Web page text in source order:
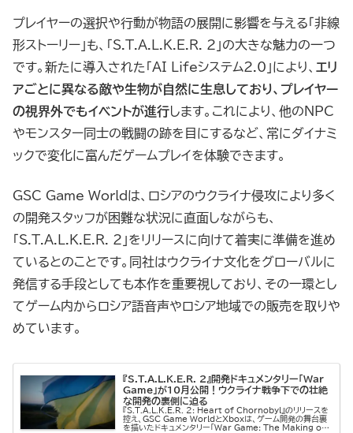
プレイヤーの選択や行動が物語の展開に影響を与える「非線
形ストーリー」も、「S.T.A.L.K.E.R. 2」の大きな魅力の一つ
です。新たに導入された「AI Lifeシステム2.0」により、 エリ
アごとに異なる敵や生物が自然に生息しており、プレイヤー
の視界外でもイベントが進行します。これにより、他のNPC
やモンスター同士の戦闘の跡を目にするなど、常にダイナミ
ックで変化に富んだゲームプレイを体験できます。
GSC Game Worldは、ロシアのウクライナ侵攻により多く
の開発スタッフが困難な状況に直面しながらも、
「S.T.A.L.K.E.R. 2」をリリースに向けて着実に準備を進め
ているとのことです。同社はウクライナ文化をグローバルに
発信する手段としても本作を重要視しており、その一環とし
てゲーム内からロシア語音声やロシア地域での販売を取りや
めています。
『S.T.A.L.K.E.R. 2』開発ドキュメンタリー「War
Game」が10月公開！ウクライナ戦争下での壮絶
な開発の裏側に迫る
『S.T.A.L.K.E.R. 2: Heart of Chornobyl』のリリースを
控え、GSC Game WorldとXboxは、ゲーム開発の舞台裏
を描いたドキュメンタリー「War Game: The Making of